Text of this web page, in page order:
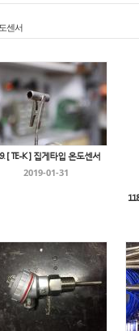
센서
[ TE-K ] 집게타입 온도센서
2019-01-31